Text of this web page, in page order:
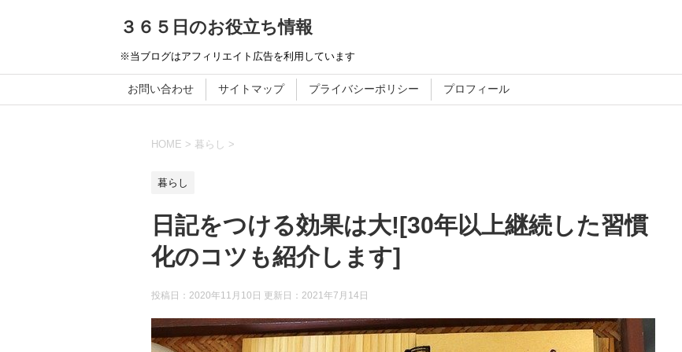
３６５日のお役立ち情報
※当ブログはアフィリエイト広告を利用しています
お問い合わせ サイトマップ プライバシーポリシー プロフィール
HOME > 暮らし >
暮らし
日記をつける効果は大![30年以上継続した習慣
化のコツも紹介します]
投稿日：2020年11月10日 更新日： 2021年7月14日